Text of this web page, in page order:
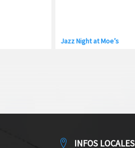
Jazz Night at Moe’s
INFOS LOCALES